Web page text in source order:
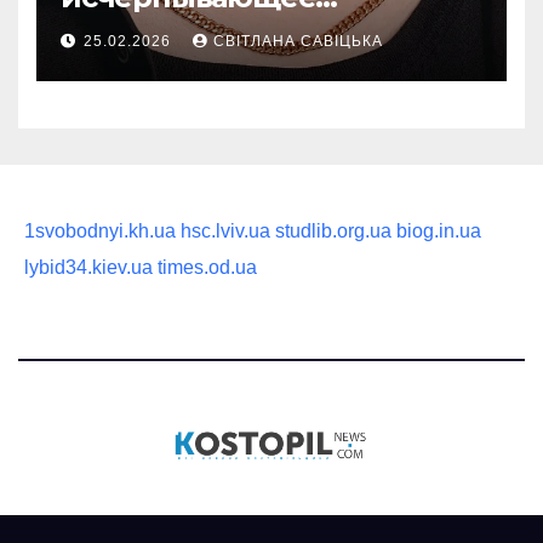
руководство по выбору
статусного украшения
25.02.2026 СВІТЛАНА САВІЦЬКА
1svobodnyi.kh.ua hsc.lviv.ua studlib.org.ua biog.in.ua
lybid34.kiev.ua times.od.ua